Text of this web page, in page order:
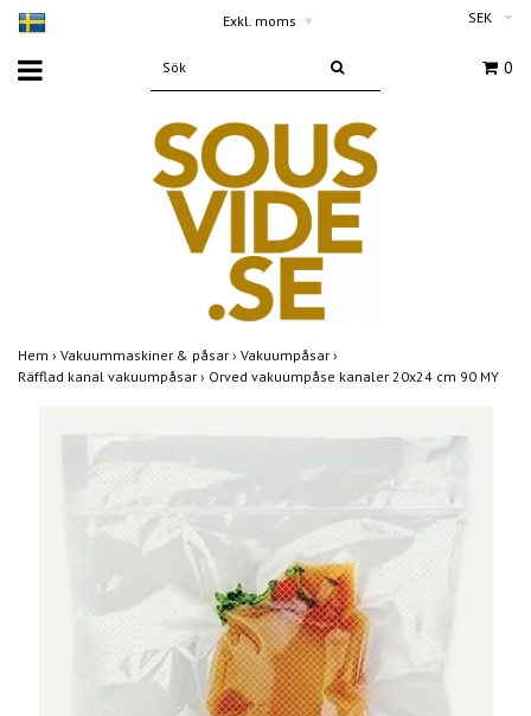
Exkl. moms ▾ SEK
0
Hem › Vakuummaskiner & påsar › Vakuumpåsar ›
Räfflad kanal vakuumpåsar › Orved vakuumpåse kanaler 20x24 cm 90 MY